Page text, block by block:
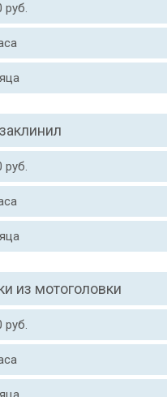
руб.
руб.
из мотоголовки
руб.